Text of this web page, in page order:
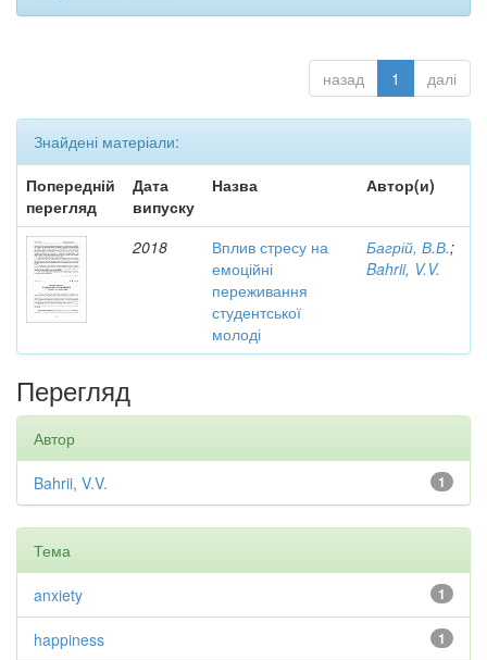
назад 1 далі
Знайдені матеріали:
Попередній
перегляд
Дата
випуску
Назва Автор(и)
2018
Вплив стресу на
емоційні
переживання
студентської
молоді
Багрій, В.В.;
Bahrii, V.V.
Перегляд
Автор
1
Bahrii, V.V.
Тема
1
anxiety
1
happiness